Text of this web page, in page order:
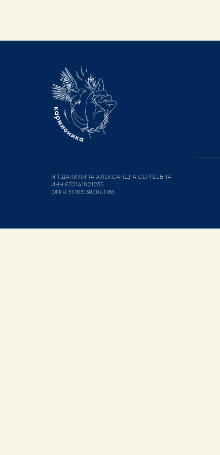
ИП ДАНИЛИНА АЛЕКСАНДРА СЕРГЕЕВНА
ИНН 632141021235
ОГРН 317631300041186